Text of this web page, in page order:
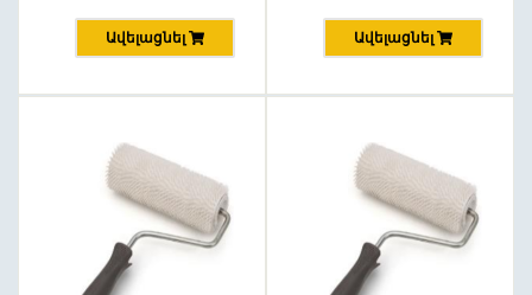
Ավելացնել Ավելացնել